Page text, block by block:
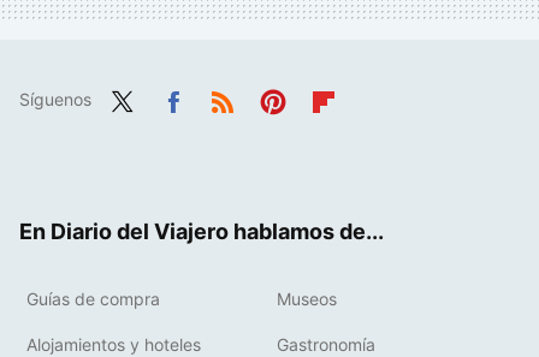
Síguenos
En Diario del Viajero hablamos de...
Guías de compra Museos
Alojamientos y hoteles Gastronomía